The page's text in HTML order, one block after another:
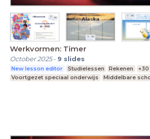
Werkvormen: Timer
October 2025- 9 slides
New lesson editor Studielessen Rekenen +30
Voortgezet speciaal onderwijs
Middelbare